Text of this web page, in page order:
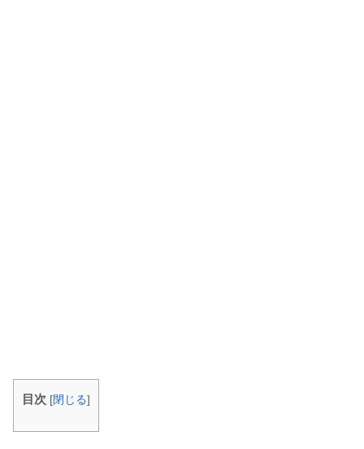
目次 [閉じる]